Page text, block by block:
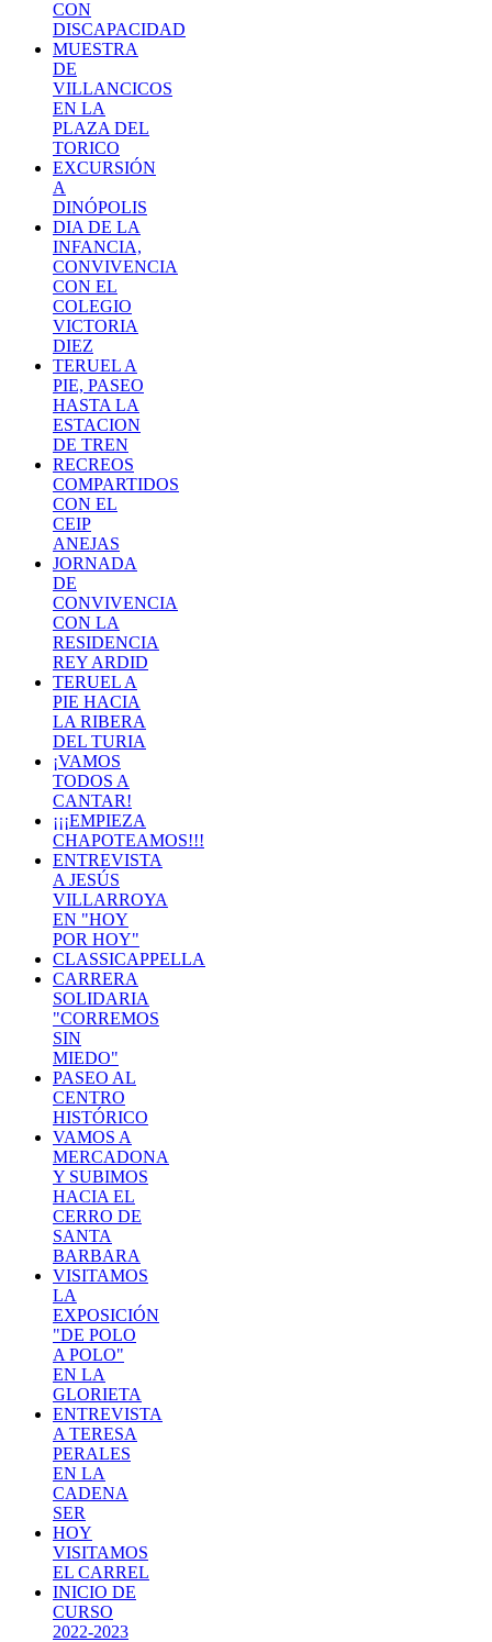
CON
DISCAPACIDAD
MUESTRA
DE
VILLANCICOS
EN LA
PLAZA DEL
TORICO
EXCURSIÓN
A
DINÓPOLIS
DIA DE LA
INFANCIA,
CONVIVENCIA
CON EL
COLEGIO
VICTORIA
DIEZ
TERUEL A
PIE, PASEO
HASTA LA
ESTACION
DE TREN
RECREOS
COMPARTIDOS
CON EL
CEIP
ANEJAS
JORNADA
DE
CONVIVENCIA
CON LA
RESIDENCIA
REY ARDID
TERUEL A
PIE HACIA
LA RIBERA
DEL TURIA
¡VAMOS
TODOS A
CANTAR!
¡¡¡EMPIEZA
CHAPOTEAMOS!!!
ENTREVISTA
A JESÚS
VILLARROYA
EN "HOY
POR HOY"
CLASSICAPPELLA
CARRERA
SOLIDARIA
"CORREMOS
SIN
MIEDO"
PASEO AL
CENTRO
HISTÓRICO
VAMOS A
MERCADONA
Y SUBIMOS
HACIA EL
CERRO DE
SANTA
BARBARA
VISITAMOS
LA
EXPOSICIÓN
"DE POLO
A POLO"
EN LA
GLORIETA
ENTREVISTA
A TERESA
PERALES
EN LA
CADENA
SER
HOY
VISITAMOS
EL CARREL
INICIO DE
CURSO
2022-2023